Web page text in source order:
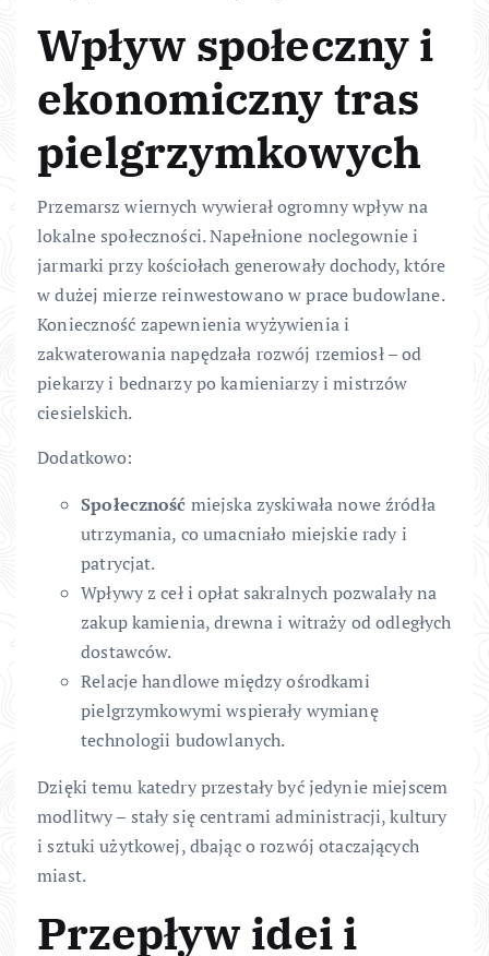
Wpływ społeczny i
ekonomiczny tras
pielgrzymkowych
Przemarsz wiernych wywierał ogromny wpływ na
lokalne społeczności. Napełnione noclegownie i
jarmarki przy kościołach generowały dochody, które
w dużej mierze reinwestowano w prace budowlane.
Konieczność zapewnienia wyżywienia i
zakwaterowania napędzała rozwój rzemiosł – od
piekarzy i bednarzy po kamieniarzy i mistrzów
ciesielskich.
Dodatkowo:
Społeczność miejska zyskiwała nowe źródła
utrzymania, co umacniało miejskie rady i
patrycjat.
Wpływy z ceł i opłat sakralnych pozwalały na
zakup kamienia, drewna i witraży od odległych
dostawców.
Relacje handlowe między ośrodkami
pielgrzymkowymi wspierały wymianę
technologii budowlanych.
Dzięki temu katedry przestały być jedynie miejscem
modlitwy – stały się centrami administracji, kultury
i sztuki użytkowej, dbając o rozwój otaczających
miast.
Przepływ idei i